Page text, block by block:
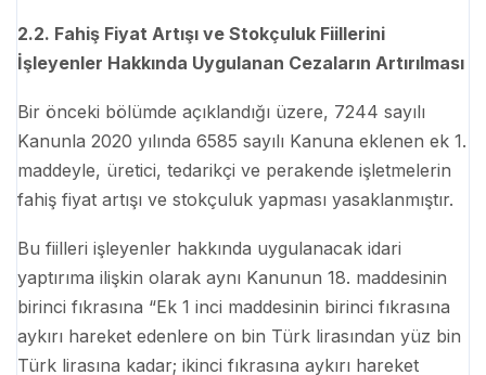
2.2. Fahiş Fiyat Artışı ve Stokçuluk Fiillerini
İşleyenler Hakkında Uygulanan Cezaların Artırılması
Bir önceki bölümde açıklandığı üzere, 7244 sayılı
Kanunla 2020 yılında 6585 sayılı Kanuna eklenen ek 1.
maddeyle, üretici, tedarikçi ve perakende işletmelerin
fahiş fiyat artışı ve stokçuluk yapması yasaklanmıştır.
Bu fiilleri işleyenler hakkında uygulanacak idari
yaptırıma ilişkin olarak aynı Kanunun 18. maddesinin
birinci fıkrasına “Ek 1 inci maddesinin birinci fıkrasına
aykırı hareket edenlere on bin Türk lirasından yüz bin
Türk lirasına kadar; ikinci fıkrasına aykırı hareket